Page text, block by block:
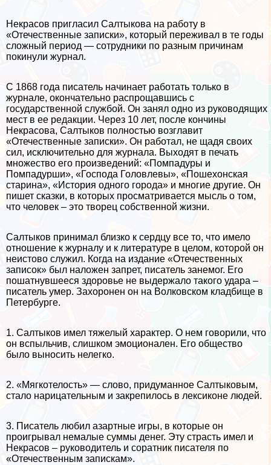
Некрасов пригласил Салтыкова на работу в
«Отечественные записки», который переживал в те годы
сложный период — сотрудники по разным причинам
покинули журнал.
С 1868 года писатель начинает работать только в
журнале, окончательно распрощавшись с
государственной службой. Он занял одно из руководящих
мест в ее редакции. Через 10 лет, после кончины
Некрасова, Салтыков полностью возглавит
«Отечественные записки». Он работал, не щадя своих
сил, исключительно для журнала. Выходят в печать
множество его произведений: «Помпадуры и
Помпадурши», «Господа Головлевы», «Пошехонская
старина», «История одного города» и многие другие. Он
пишет сказки, в которых просматривается мысль о том,
что человек – это творец собственной жизни.
Салтыков принимал близко к сердцу все то, что имело
отношение к журналу и к литературе в целом, которой он
неистово служил. Когда на издание «Отечественных
записок» был наложен запрет, писатель занемог. Его
пошатнувшееся здоровье не выдержало такого удара –
писатель умер. Захоронен он на Волковском кладбище в
Петербурге.
1. Салтыков имел тяжелый хаpaктер. О нем говорили, что
он вспыльчив, слишком эмоционален. Его общество
было выносить нелегко.
2. «Мягкотелость» — слово, придуманное Салтыковым,
стало нарицательным и закрепилось в лексиконе людей.
3. Писатель любил азapтные игры, в которые он
проигрывал немалые суммы денег. Эту страсть имел и
Некрасов – руководитель и соратник писателя по
«Отечественным запискам».